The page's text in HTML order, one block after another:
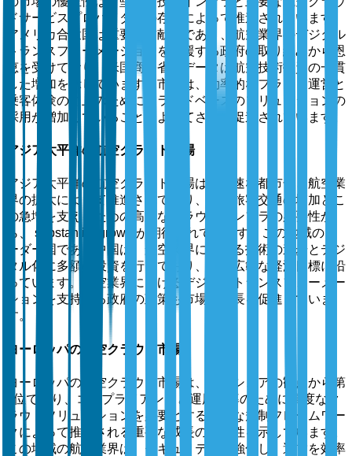
ドサービスプロバイダーの存在によって推進されています。
アメリカ合衆国は重要な貢献者であり、航空業界のデジタル
トランスフォーメーションを支援する政府の取り組みから恩
恵を受けており、米国商務省のデータは航空技術投資の一貫
した増加を示しています。市場は、効率的なフライト運営と
乗客体験の向上のためにクラウドベースのソリューションの
採用が増加していることによってさらに促進されています。
アジア太平洋の航空クラウド市場
アジア太平洋の航空クラウド市場は、急速な都市化と航空業
界の拡大によって推進されており、航空旅客交通の増加とこ
の急増を支えるための高度なクラウドインフラの必要性か
ら、 substantial growthが期待されています。この地域のリ
ーダー国である中国は、航空業界における技術の進歩とデジ
タル化に多額の投資を行っており、より広範な経済目標に沿
っています。航空業界におけるデジタルトランスフォーメー
ションを支持する政府の政策も市場の成長を促進していま
す。
ヨーロッパの航空クラウド市場
ヨーロッパの航空クラウド市場は、市場シェアの観点から第
3位であり、コンプライアンスと運用効率のために高度なク
ラウドソリューションを必要とする厳格な規制フレームワー
クによって推進される重要な成長の可能性を示しています。
この地域の航空業界は、セキュリティを強化し、運営を効率